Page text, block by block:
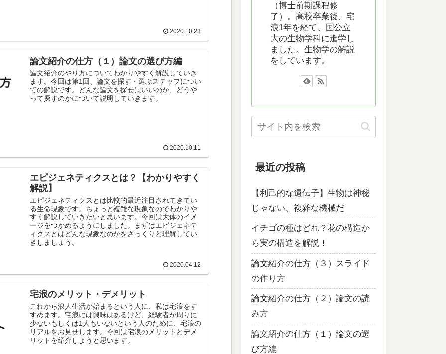
2020.10.23
論文紹介の仕方（１）論文の選び方編
論文紹介のやり方についてわかりやすく解説していき
ます。今回は第1回、論文を探す・選ぶステップについ
ての解説です。どんな論文を探せばいいのか、どうや
って探すのかについて説明していきます。
2020.10.11
エピジェネティクスとは？【わかりやすく
解説】
エピジェネティクスとは比較的最近注目されてきてい
る生命現象です。ちょっと複雑な現象なのでわかりや
すく解説していきたいと思います。今回は大体のイメ
ージをつかめるようにしました。まずはエピジェネテ
ィクスとはどんな現象なのかをざっくりと理解してい
きしましょう。
2020.04.12
宅浪のメリット・デメリット
これから浪人生活が始まるという人に、私は宅浪をす
すめます。宅浪には興味はあるけど、経験者が周りに
少ないもしくは1人もいないという人のために、宅浪の
リアルをお見せします。今回は宅浪のメリットとデメ
リットを紹介しようと思います。
（博士前期課程修
了）。高校卒業後、宅
浪1年を経て、国公立
大の生物学科に進学し
ました。生物学の解説
をしています。
最近の投稿
【利己的な遺伝子】生物は神秘
じゃない、複雑な機械だ
イチゴの種はどれ？花の構造か
ら実の構造を解説！
論文紹介の仕方（３）スライド
の作り方
論文紹介の仕方（２）論文の読
み方
論文紹介の仕方（１）論文の選
び方編